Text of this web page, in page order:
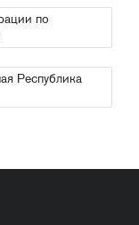
по
Республика